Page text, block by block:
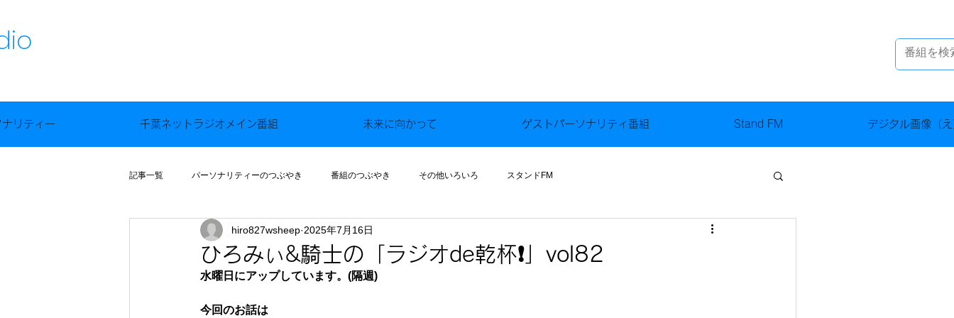
リティー 千葉ネットラジオメイン番組 未来に向かって ゲストパーソナリティ番組 Stand FM デジタル画像（
記事一覧 パーソナリティーのつぶやき 番組のつぶやき その他いろいろ スタンドFM
ひろみぃ&騎士の「ラジオde乾杯❗️」vol82
hiro827wsheep 2025年7月16日
水曜日にアップしています。(隔週)
今回のお話は